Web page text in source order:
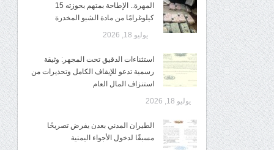
المهرة.. الإطاحة بمتهم بحوزته 15
كيلوغرامًا من مادة الشبو المخدرة
يوليو 18, 2026
استثناءات الدقيق تحت المجهر: وثيقة
رسمية تدعو للإيقاف الكامل وتحذيرات من
استنزاف المال العام
يوليو 18, 2026
الطيران المدني بعدن يفرض تصريحًا
مسبقًا لدخول الأجواء اليمنية